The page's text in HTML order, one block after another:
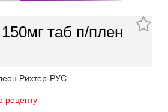
таб п/плен
Рихтер-РУС
рецепту